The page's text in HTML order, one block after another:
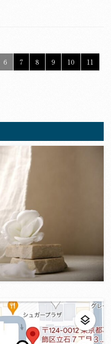
6 7 8 9 10
11